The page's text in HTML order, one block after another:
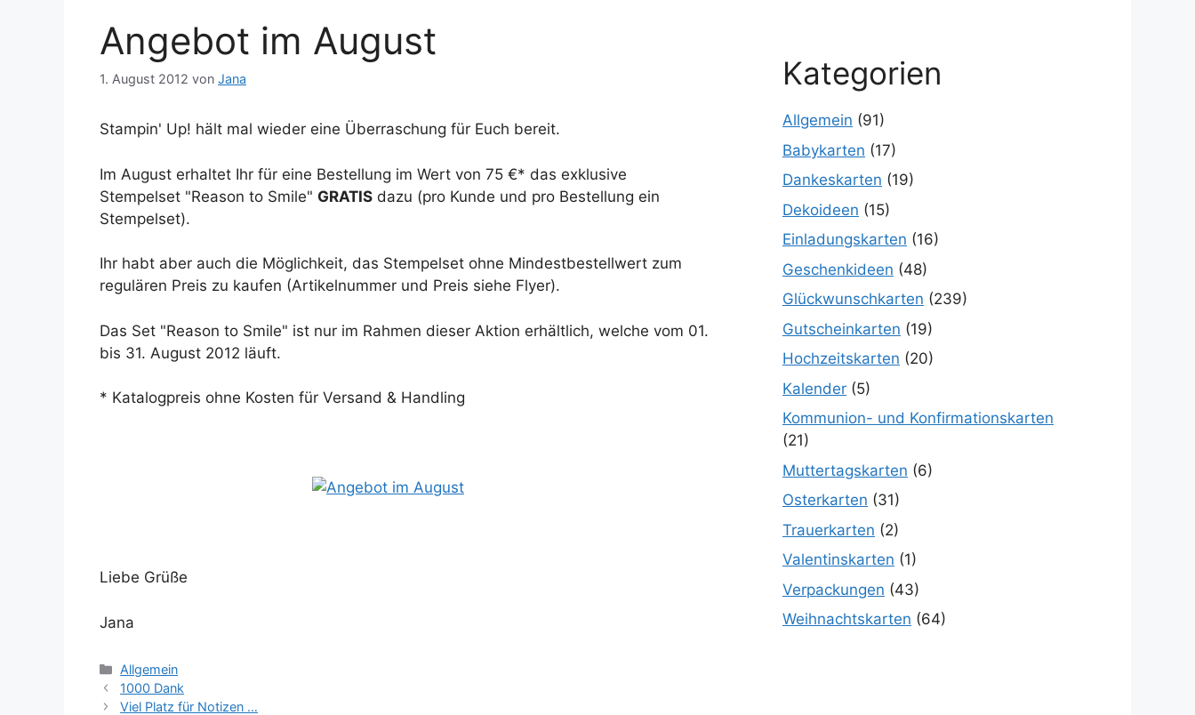
Angebot im August
1. August 2012 von Jana
Stampin' Up! hält mal wieder eine Überraschung für Euch bereit.
Im August erhaltet Ihr für eine Bestellung im Wert von 75 €* das exklusive
Stempelset "Reason to Smile" GRATIS dazu (pro Kunde und pro Bestellung ein
Stempelset).
Ihr habt aber auch die Möglichkeit, das Stempelset ohne Mindestbestellwert zum
regulären Preis zu kaufen (Artikelnummer und Preis siehe Flyer).
Das Set "Reason to Smile" ist nur im Rahmen dieser Aktion erhältlich, welche vom 01.
bis 31. August 2012 läuft.
* Katalogpreis ohne Kosten für Versand & Handling
Liebe Grüße
Jana
Kategorien
Allgemein
1000 Dank
Viel Platz für Notizen …
Kategorien
Allgemein (91)
Babykarten (17)
Dankeskarten (19)
Dekoideen (15)
Einladungskarten (16)
Geschenkideen (48)
Glückwunschkarten (239)
Gutscheinkarten (19)
Hochzeitskarten (20)
Kalender (5)
Kommunion- und Konfirmationskarten
(21)
Muttertagskarten (6)
Osterkarten (31)
Trauerkarten (2)
Valentinskarten (1)
Verpackungen (43)
Weihnachtskarten (64)